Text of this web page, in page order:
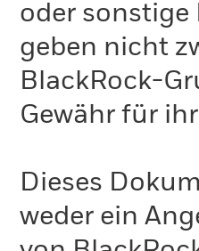
oder sonstige
geben nicht
BlackRock-
Gewähr für
Dieses
weder ein